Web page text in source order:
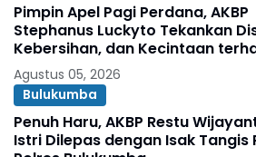
Pimpin Apel Pagi Perdana, AKBP
Stephanus Luckyto Tekankan
Kebersihan, dan Kecintaan
Organisasi
Agustus 05, 2026
Bulukumba
Penuh Haru, AKBP Restu
Istri Dilepas dengan Isak Tangis